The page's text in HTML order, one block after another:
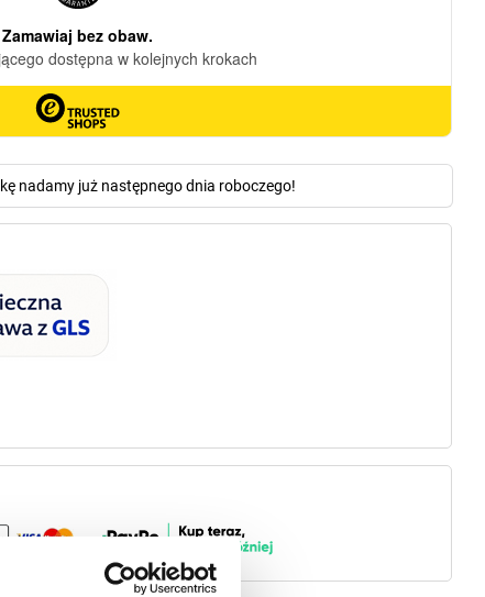
nadamy już następnego dnia roboczego!